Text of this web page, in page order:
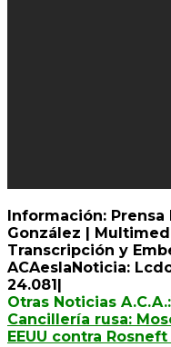
Información:
González |
Transcripción y
ACAeslaNoticia:
24.081|
Otras Noticias A.C.A.:
Cancillería rusa:
EEUU contra